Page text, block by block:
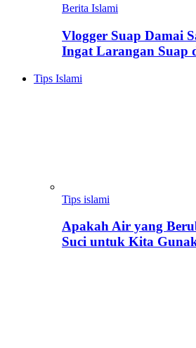
Berita Islami
Vlogger Suap Damai
Ingat Larangan Suap
Tips Islami
Tips islami
Apakah Air yang
Suci untuk Kita